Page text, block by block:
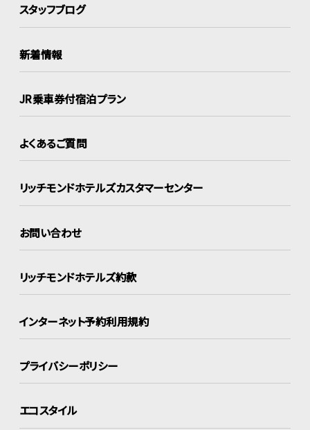
スタッフブログ
新着情報
JR乗車券付宿泊プラン
よくあるご質問
リッチモンドホテルズカスタマーセンター
お問い合わせ
リッチモンドホテルズ約款
インターネット予約利用規約
プライバシーポリシー
エコスタイル